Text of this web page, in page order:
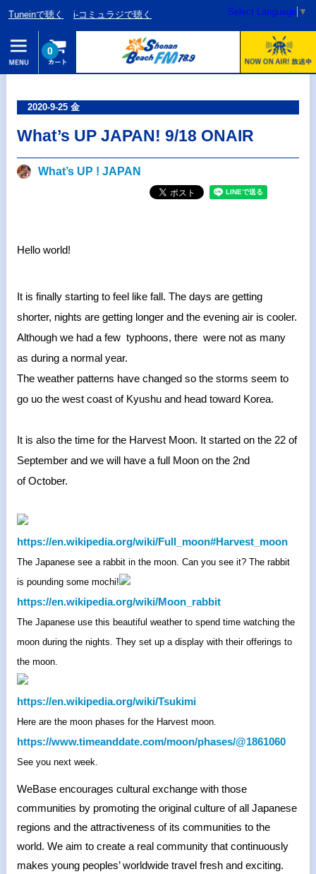
Tuneinで聴く i-コミュラジで聴く Select Language ▼
0
2020-9-25 金
What’s UP JAPAN! 9/18 ONAIR
What’s UP ! JAPAN
Hello world!
It is finally starting to feel like fall. The days are getting
shorter, nights are getting longer and the evening air is cooler.
Although we had a few typhoons, there were not as many
as during a normal year.
The weather patterns have changed so the storms seem to
go uo the west coast of Kyushu and head toward Korea.
It is also the time for the Harvest Moon. It started on the 22 of
September and we will have a full Moon on the 2nd
of October.
https://en.wikipedia.org/wiki/Full_moon#Harvest_moon
The Japanese see a rabbit in the moon. Can you see it? The rabbit
is pounding some mochi!
https://en.wikipedia.org/wiki/Moon_rabbit
The Japanese use this beautiful weather to spend time watching the
moon during the nights. They set up a display with their offerings to
the moon.
https://en.wikipedia.org/wiki/Tsukimi
Here are the moon phases for the Harvest moon.
https://www.timeanddate.com/moon/phases/@1861060
See you next week.
WeBase encourages cultural exchange with those
communities by promoting the original culture of all Japanese
regions and the attractiveness of its communities to the
world. We aim to create a real community that continuously
makes young peoples’ worldwide travel fresh and exciting.